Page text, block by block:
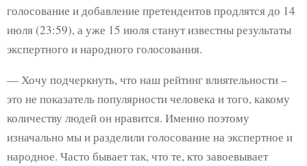
голосование и добавление претендентов продлятся до 14
июля (23:59), а уже 15 июля станут известны результаты
экспертного и народного голосования.
— Хочу подчеркнуть, что наш рейтинг влиятельности –
это не показатель популярности человека и того, какому
количеству людей он нравится. Именно поэтому
изначально мы и разделили голосование на экспертное и
народное. Часто бывает так, что те, кто завоевывает